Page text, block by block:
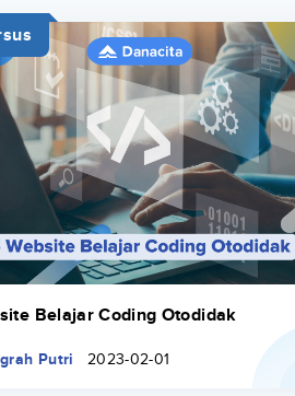
Belajar Coding Otodidak
Putri 2023-02-01